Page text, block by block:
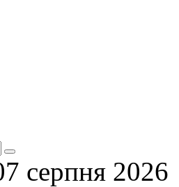
серпня 2026